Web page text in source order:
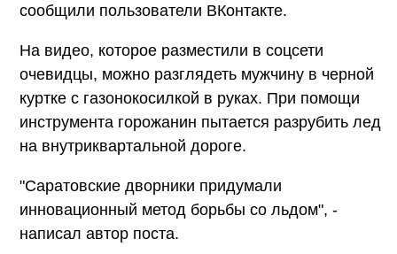
сообщили пользователи ВКонтакте.
На видео, которое разместили в соцсети
очевидцы, можно разглядеть мужчину в черной
куртке с газонокосилкой в руках. При помощи
инструмента горожанин пытается разрубить лед
на внутриквартальной дороге.
"Саратовские дворники придумали
инновационный метод борьбы со льдом", -
написал автор поста.